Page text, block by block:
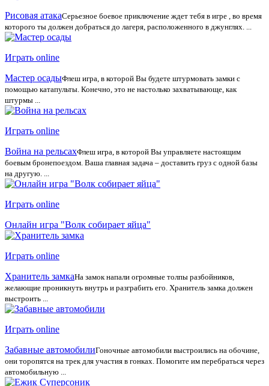
Рисовая атакаСерьезное боевое приключение ждет тебя в игре , во время
которого ты должен добраться до лагеря, расположенного в джунглях. ...
Играть online
Мастер осадыФлеш игра, в которой Вы будете штурмовать замки с
помощью катапульты. Конечно, это не настолько захватывающе, как
штурмы ...
Играть online
Война на рельсахФлеш игра, в которой Вы управляете настоящим
боевым бронепоездом. Ваша главная задача – доставить груз с одной базы
на другую. ...
Играть online
Онлайн игра "Волк собирает яйца"
Играть online
Хранитель замкаНа замок напали огромные толпы разбойников,
желающие проникнуть внутрь и разграбить его. Хранитель замка должен
выстроить ...
Играть online
Забавные автомобилиГоночные автомобили выстроились на обочине,
они торопятся на трек для участия в гонках. Помогите им перебраться через
автомобильную ...